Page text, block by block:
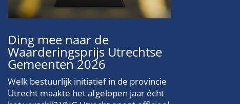
Ding mee naar de
Waarderingsprijs Utrechtse
Gemeenten 2026
Welk bestuurlijk initiatief in de provincie
Utrecht maakte het afgelopen jaar écht